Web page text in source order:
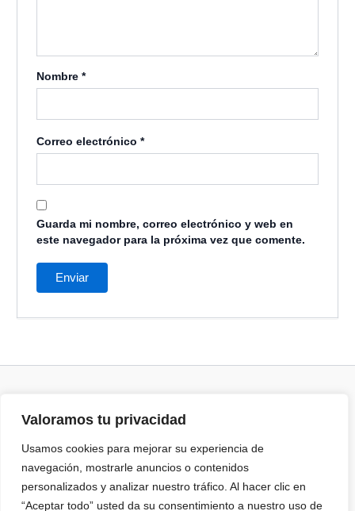
Valoramos tu privacidad
Usamos cookies para mejorar su experiencia de
navegación, mostrarle anuncios o contenidos
personalizados y analizar nuestro tráfico. Al hacer clic en
“Aceptar todo” usted da su consentimiento a nuestro uso de
Nombre*
Correo electrónico*
Guarda mi nombre, correo electrónico y web en
este navegador para la próxima vez que comente.
Términos y Condiciones
Aviso Legal